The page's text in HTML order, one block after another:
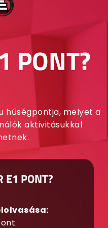
PONT?
hűségpontja, melyet a
aktivitásukkal
E1 PONT?